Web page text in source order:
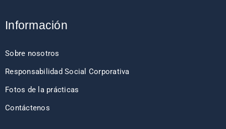
Información
Sobre nosotros
Responsabilidad Social Corporativa
Fotos de la prácticas
Contáctenos